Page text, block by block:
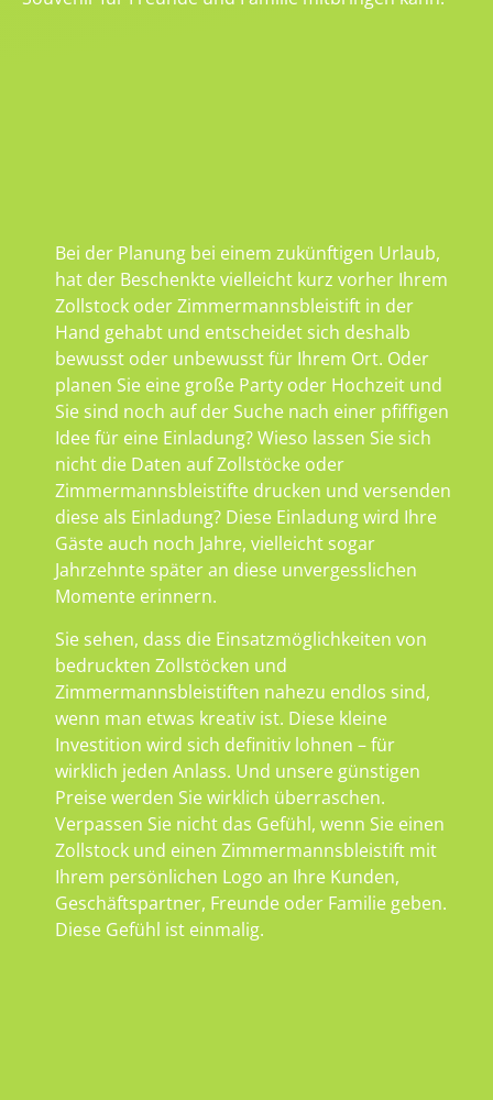
Bei der Planung bei einem zukünftigen Urlaub,
hat der Beschenkte vielleicht kurz vorher Ihrem
Zollstock oder Zimmermannsbleistift in der
Hand gehabt und entscheidet sich deshalb
bewusst oder unbewusst für Ihrem Ort. Oder
planen Sie eine große Party oder Hochzeit und
Sie sind noch auf der Suche nach einer pfiffigen
Idee für eine Einladung? Wieso lassen Sie sich
nicht die Daten auf Zollstöcke oder
Zimmermannsbleistifte drucken und versenden
diese als Einladung? Diese Einladung wird Ihre
Gäste auch noch Jahre, vielleicht sogar
Jahrzehnte später an diese unvergesslichen
Momente erinnern.
Sie sehen, dass die Einsatzmöglichkeiten von
bedruckten Zollstöcken und
Zimmermannsbleistiften nahezu endlos sind,
wenn man etwas kreativ ist. Diese kleine
Investition wird sich definitiv lohnen – für
wirklich jeden Anlass. Und unsere günstigen
Preise werden Sie wirklich überraschen.
Verpassen Sie nicht das Gefühl, wenn Sie einen
Zollstock und einen Zimmermannsbleistift mit
Ihrem persönlichen Logo an Ihre Kunden,
Geschäftspartner, Freunde oder Familie geben.
Diese Gefühl ist einmalig.